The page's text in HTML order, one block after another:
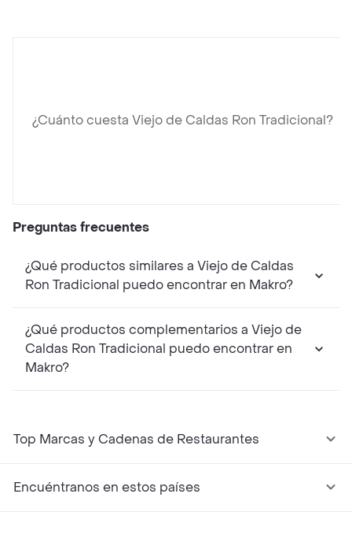
¿Cuánto cuesta Viejo de Caldas Ron Tradicional?
Preguntas frecuentes
¿Qué productos similares a Viejo de Caldas
Ron Tradicional puedo encontrar en Makro?
¿Qué productos complementarios a Viejo de
Caldas Ron Tradicional puedo encontrar en
Makro?
Top Marcas y Cadenas de Restaurantes
Encuéntranos en estos países